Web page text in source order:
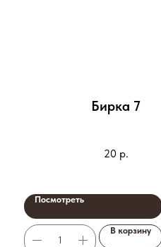
Бирка 7
20 р.
Посмотреть
В корзину